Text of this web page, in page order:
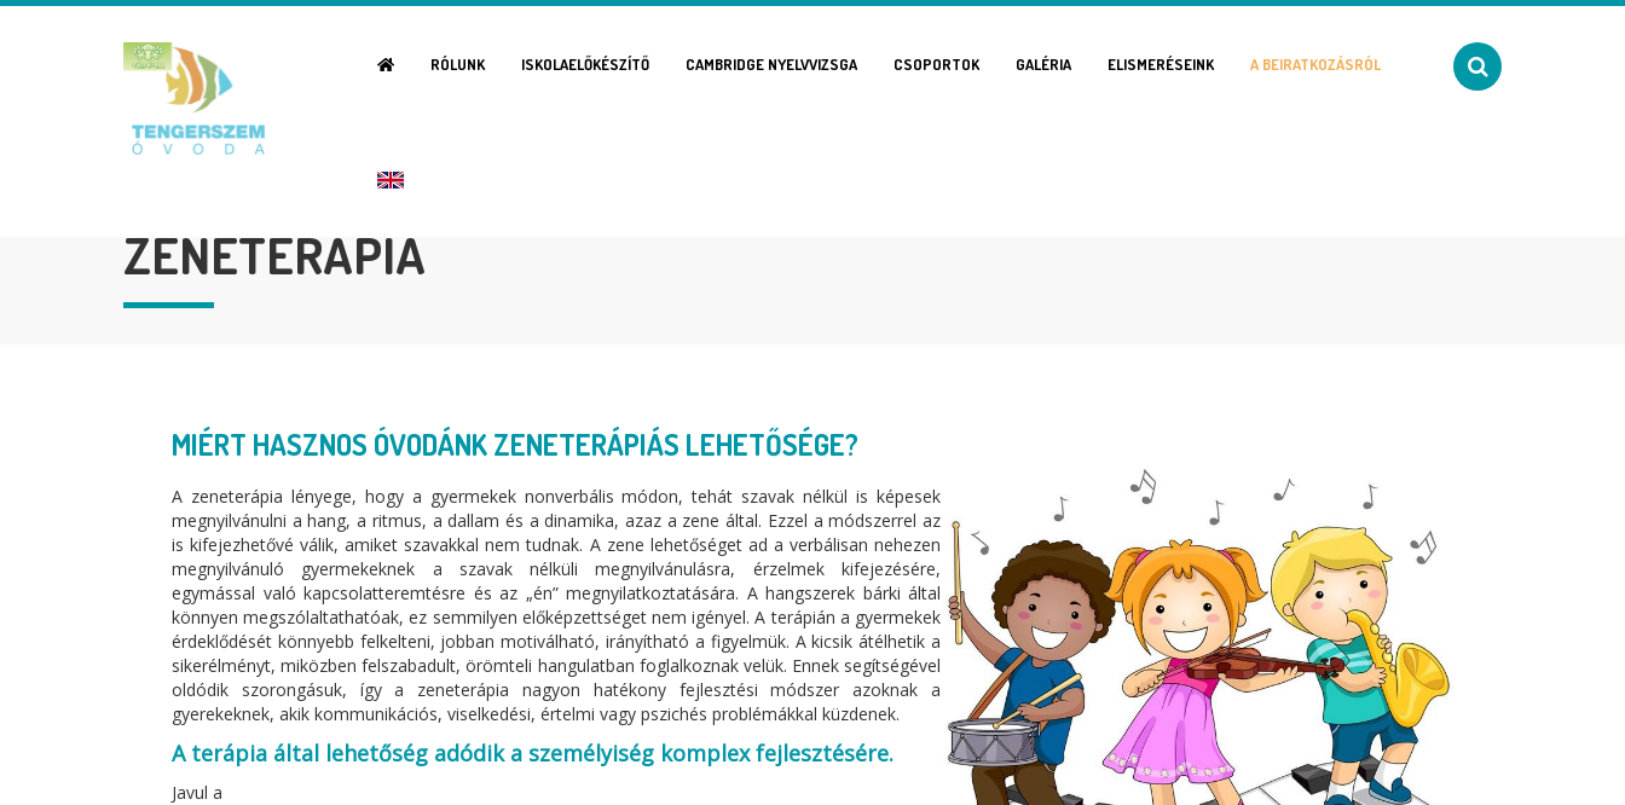
RÓLUNK ISKOLAELŐKÉSZÍTŐ CAMBRIDGE NYELVVIZSGA CSOPORTOK GALÉRIA ELISMERÉSEINK A BEIRATKOZÁSRÓL
ZENETERÁPIA
MIÉRT HASZNOS ÓVODÁNK ZENETERÁPIÁS LEHETŐSÉGE?
A zeneterápia lényege, hogy a gyermekek nonverbális módon, tehát szavak nélkül is képesek
megnyilvánulni a hang, a ritmus, a dallam és a dinamika, azaz a zene által. Ezzel a módszerrel az
is kifejezhetővé válik, amiket szavakkal nem tudnak. A zene lehetőséget ad a verbálisan nehezen
megnyilvánuló gyermekeknek a szavak nélküli megnyilvánulásra, érzelmek kifejezésére,
egymással való kapcsolatteremtésre és az „én” megnyilatkoztatására. A hangszerek bárki által
könnyen megszólaltathatóak, ez semmilyen előképzettséget nem igényel. A terápián a gyermekek
érdeklődését könnyebb felkelteni, jobban motiválható, irányítható a figyelmük. A kicsik átélhetik a
sikerélményt, miközben felszabadult, örömteli hangulatban foglalkoznak velük. Ennek segítségével
oldódik szorongásuk, így a zeneterápia nagyon hatékony fejlesztési módszer azoknak a
gyerekeknek, akik kommunikációs, viselkedési, értelmi vagy pszichés problémákkal küzdenek.
A terápia által lehetőség adódik a személyiség komplex fejlesztésére.
Javul a